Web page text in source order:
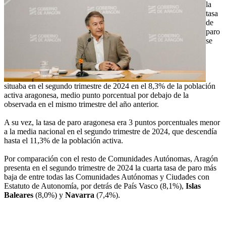
la
tasa
de
paro
se
situaba en el segundo trimestre de 2024 en el 8,3% de la población
activa aragonesa, medio punto porcentual por debajo de la
observada en el mismo trimestre del año anterior.
A su vez, la tasa de paro aragonesa era 3 puntos porcentuales menor
a la media nacional en el segundo trimestre de 2024, que descendía
hasta el 11,3% de la población activa.
Por comparación con el resto de Comunidades Autónomas, Aragón
presenta en el segundo trimestre de 2024 la cuarta tasa de paro más
baja de entre todas las Comunidades Autónomas y Ciudades con
Estatuto de Autonomía, por detrás de País Vasco (8,1%), Islas
Baleares (8,0%) y Navarra (7,4%).